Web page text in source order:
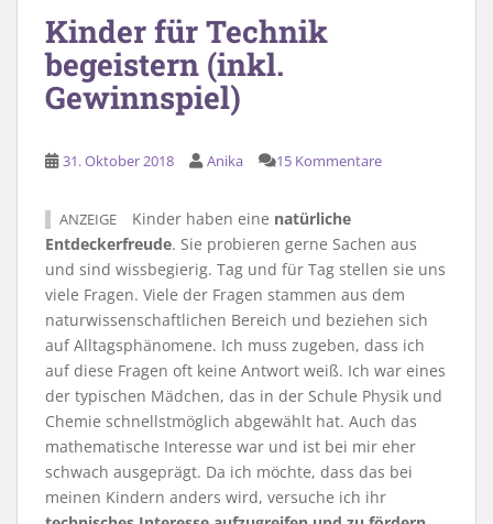
Kinder für Technik
begeistern (inkl.
Gewinnspiel)
31. Oktober 2018 Anika 15 Kommentare
ANZEIGE Kinder haben eine natürliche
Entdeckerfreude. Sie probieren gerne Sachen aus
und sind wissbegierig. Tag und für Tag stellen sie uns
viele Fragen. Viele der Fragen stammen aus dem
naturwissenschaftlichen Bereich und beziehen sich
auf Alltagsphänomene. Ich muss zugeben, dass ich
auf diese Fragen oft keine Antwort weiß. Ich war eines
der typischen Mädchen, das in der Schule Physik und
Chemie schnellstmöglich abgewählt hat. Auch das
mathematische Interesse war und ist bei mir eher
schwach ausgeprägt. Da ich möchte, dass das bei
meinen Kindern anders wird, versuche ich ihr